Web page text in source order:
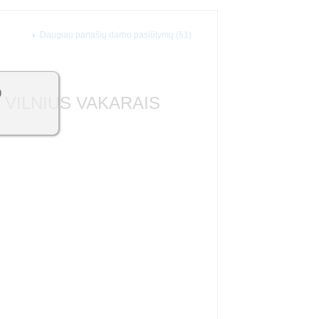
VAKARAIS
Daugiau panašių darbo pasiūlymų (61)